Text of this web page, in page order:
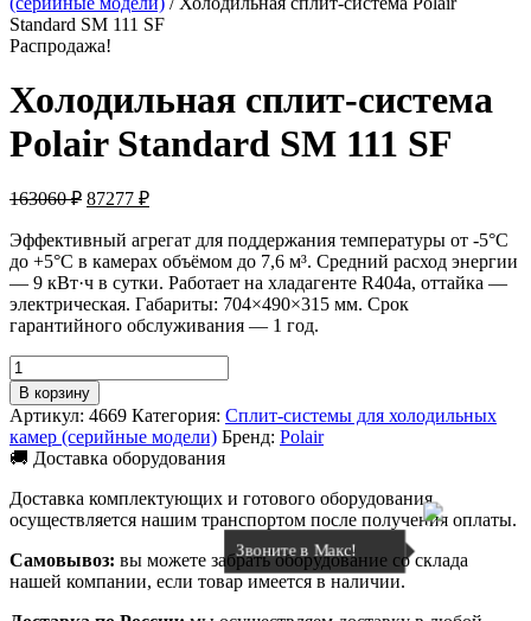
Standard SM 111 SF
Распродажа!
Холодильная сплит-система
Polair Standard SM 111 SF
163060₽ Первоначальная
составляла
163060 ₽.
87277 ₽Текущая
87277 ₽.
Эффективный агрегат для поддержания температуры от -5°C
до +5°C в камерах объёмом до 7,6 м³. Средний расход энергии
— 9 кВт·ч в сутки. Работает на хладагенте R404a, оттайка —
электрическая. Габариты: 704×490×315 мм. Срок
гарантийного обслуживания — 1 год.
Количество
товара
Холодильная
сплит-
система
Polair
Standard
SM
111
SF
В корзину
Артикул: 4669 Категория: Сплит-системы для холодильных
камер (серийные модели) Бренд: Polair
🚚 Доставка оборудования
Доставка комплектующих и готового оборудования
осуществляется нашим транспортом после получения оплаты.
Самовывоз: вы можете забрать оборудование со склада
нашей компании, если товар имеется в наличии.
Звоните в Макс!